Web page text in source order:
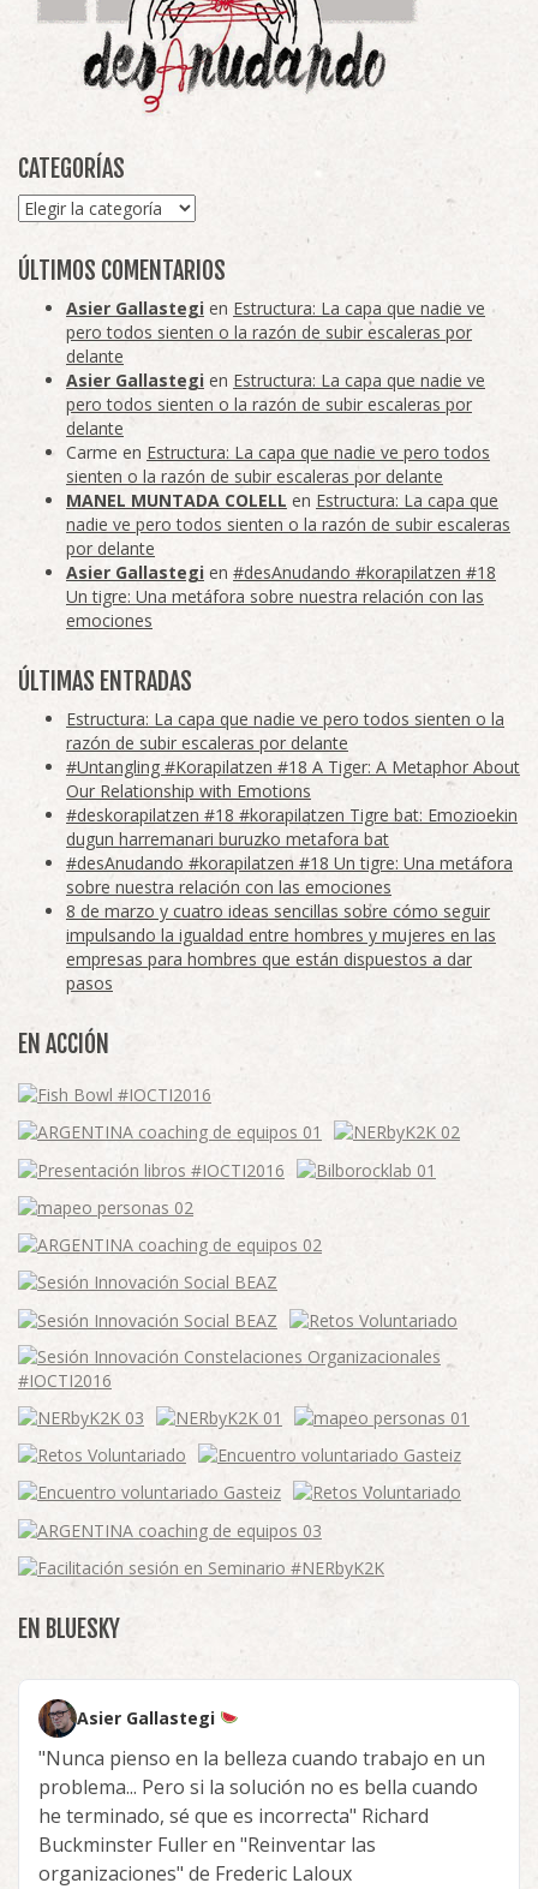
CATEGORÍAS
Categorías
ÚLTIMOS COMENTARIOS
Asier Gallastegi en Estructura: La capa que nadie ve
pero todos sienten o la razón de subir escaleras por
delante
Asier Gallastegi en Estructura: La capa que nadie ve
pero todos sienten o la razón de subir escaleras por
delante
Carme en Estructura: La capa que nadie ve pero todos
sienten o la razón de subir escaleras por delante
MANEL MUNTADA COLELL en Estructura: La capa que
nadie ve pero todos sienten o la razón de subir escaleras
por delante
Asier Gallastegi en #desAnudando #korapilatzen #18
Un tigre: Una metáfora sobre nuestra relación con las
emociones
ÚLTIMAS ENTRADAS
Estructura: La capa que nadie ve pero todos sienten o la
razón de subir escaleras por delante
#Untangling #Korapilatzen #18 A Tiger: A Metaphor About
Our Relationship with Emotions
#deskorapilatzen #18 #korapilatzen Tigre bat: Emozioekin
dugun harremanari buruzko metafora bat
#desAnudando #korapilatzen #18 Un tigre: Una metáfora
sobre nuestra relación con las emociones
8 de marzo y cuatro ideas sencillas sobre cómo seguir
impulsando la igualdad entre hombres y mujeres en las
empresas para hombres que están dispuestos a dar
pasos
EN ACCIÓN
EN BLUESKY
Asier Gallastegi
"Nunca pienso en la belleza cuando trabajo en un
problema... Pero si la solución no es bella cuando
he terminado, sé que es incorrecta" Richard
Buckminster Fuller en "Reinventar las
organizaciones" de Frederic Laloux